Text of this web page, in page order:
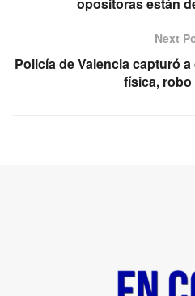
Next
Policía de Valencia capturó
física,